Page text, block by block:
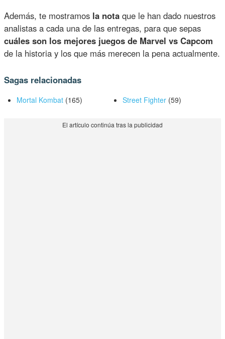
Además, te mostramos la nota que le han dado nuestros
analistas a cada una de las entregas, para que sepas
cuáles son los mejores juegos de Marvel vs Capcom
de la historia y los que más merecen la pena actualmente.
Sagas relacionadas
Mortal Kombat (165) Street Fighter(59)